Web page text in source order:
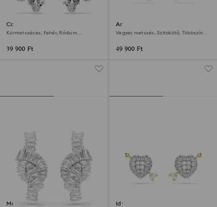
Constella bedugós fülbevaló
Körmetszéses, Fehér, Ródium
39 900 Ft
Ariana Grande x Swarovski
bedugós fülbevaló
Vegyes metszés, Szitakötő, Többszínű,
49 900 Ft
Matrix fülbevalók Idyllia bedugós fülbevaló